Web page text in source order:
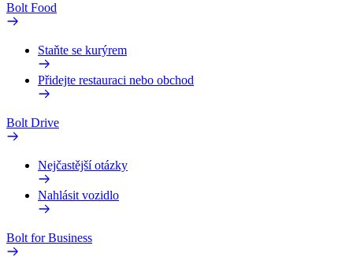
Bolt Food
Staňte se kurýrem
Přidejte restauraci nebo obchod
Bolt Drive
Nejčastější otázky
Nahlásit vozidlo
Bolt for Business